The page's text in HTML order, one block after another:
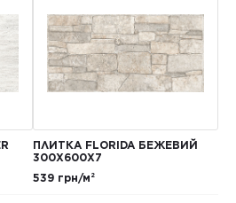
ПЛИТКА FLORIDA БЕЖЕВИЙ
300Х600Х7
539 грн/м²